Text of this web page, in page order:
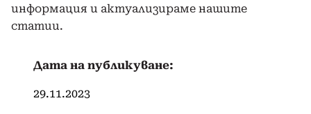
информация и актуализираме нашите
статии.
Дата на публикуване:
29.11.2023